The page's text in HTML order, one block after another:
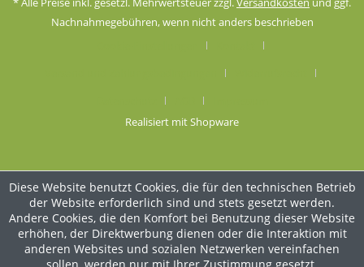
Nachnahmegebühren, wenn nicht anders beschrieben
Realisiert mit Shopware
Diese Website benutzt Cookies, die für den technischen Betrieb
der Website erforderlich sind und stets gesetzt werden.
Andere Cookies, die den Komfort bei Benutzung dieser Website
erhöhen, der Direktwerbung dienen oder die Interaktion mit
anderen Websites und sozialen Netzwerken vereinfachen